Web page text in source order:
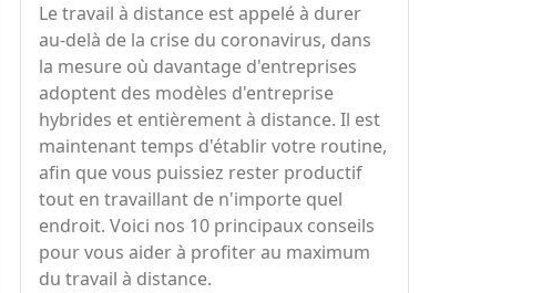
Le travail à distance est appelé à durer
au-delà de la crise du coronavirus, dans
la mesure où davantage d'entreprises
adoptent des modèles d'entreprise
hybrides et entièrement à distance. Il est
maintenant temps d'établir votre routine,
afin que vous puissiez rester productif
tout en travaillant de n'importe quel
endroit. Voici nos 10 principaux conseils
pour vous aider à profiter au maximum
du travail à distance.